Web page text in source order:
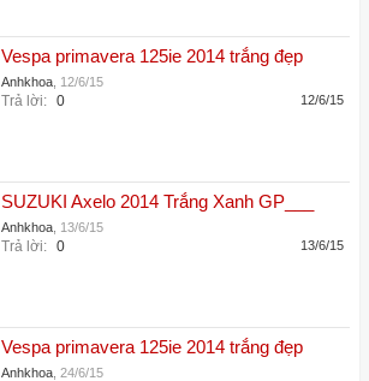
Vespa primavera 125ie 2014 trắng đẹp
Anhkhoa 12/6/15
Trả lời: 0 12/6/15
SUZUKI Axelo 2014 Trắng Xanh GP___
Anhkhoa 13/6/15
Trả lời: 0 13/6/15
Vespa primavera 125ie 2014 trắng đẹp
Anhkhoa 24/6/15